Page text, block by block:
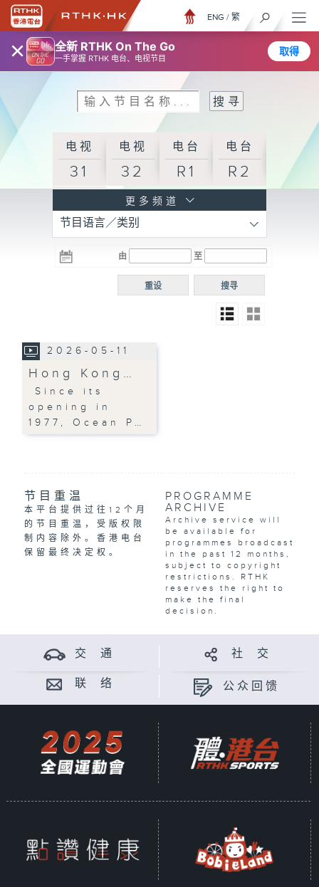
× 全新 RTHK On The Go
一手掌握 RTHK 电台、电视节目
取得
ENG / 繁
电视
31
电视
32
电台
R1
电台
R2
R3
电台 电台
R5
电台
普通
更多频道
节目语言／类别
由 至
搜寻
重设
2026-05-11
Hong Kong…
Since its
opening in
1977, Ocean P…
节目重温
本平台提供过往12个月
的节目重温，受版权限
制内容除外。香港电台
保留最终决定权。
PROGRAMME
ARCHIVE
Archive service will
be available for
programmes broadcast
in the past 12 months,
subject to copyright
restrictions. RTHK
reserves the right to
make the final
decision.
交 通 社 交
联 络 公众回馈